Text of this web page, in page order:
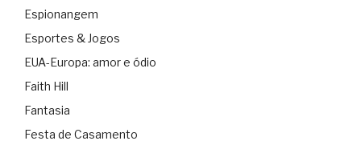
Espionangem
Esportes & Jogos
EUA-Europa: amor e ódio
Faith Hill
Fantasia
Festa de Casamento